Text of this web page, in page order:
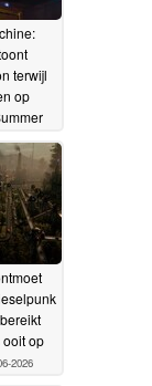
terwijl
op
04-06-
ooit op
2026